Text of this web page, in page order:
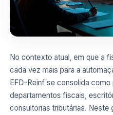
No contexto atual, em que a
cada vez mais para a
EFD-Reinf se consolida
departamentos fiscais,
consultorias tributárias. Neste